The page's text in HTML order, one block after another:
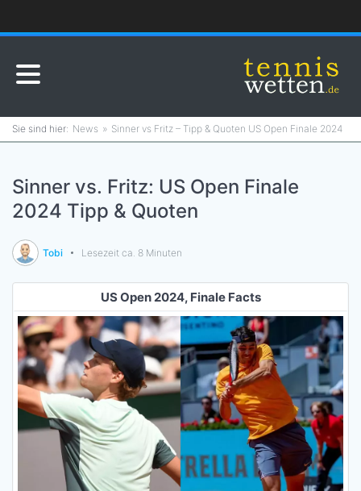
News Sinner vs Fritz – Tipp & Quoten US Open Finale 2024
Sinner vs. Fritz: US Open Finale
2024 Tipp & Quoten
Tobi Lesezeit ca. 8 Minuten
US Open 2024, Finale Facts